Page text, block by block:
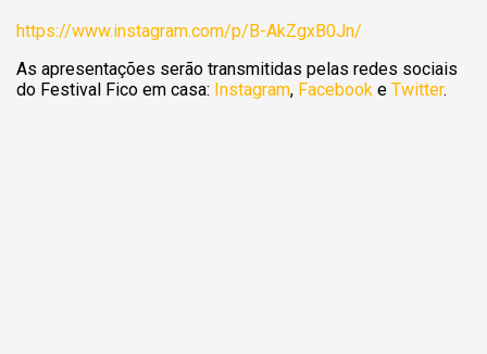
https://www.instagram.com/p/B-AkZgxB0Jn/
As apresentações serão transmitidas pelas redes sociais
do Festival Fico em casa: Instagram, Facebook e Twitter.